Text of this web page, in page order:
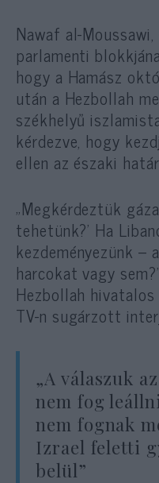
Nawaf al-
parlamenti
hogy a Hamász
után a Hezbollah
székhelyű
kérdezve, hogy
ellen az északi
„Megkérdeztük
tehetünk?’ Ha
kezdeményezünk –
harcokat vagy
Hezbollah hivatalos
TV-n sugárzott
„A válaszuk
nem fog
nem fognak
Izrael feletti
belül”